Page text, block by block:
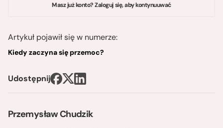
Przemysław Chudzik
Masz już konto? Zaloguj się, aby kontynuuwać
Artykuł pojawił się w numerze:
Kiedy zaczyna się przemoc?
Udostępnij